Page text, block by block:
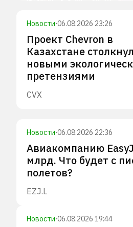
Новости·06.08.2026 23:26
Проект Chevron в
Казахстане
новыми
претензиями
CVX
Новости·06.08.2026 22:36
Авиакомпанию
млрд. Что будет с
полетов?
EZJ.L
Новости·06.08.2026 19:44